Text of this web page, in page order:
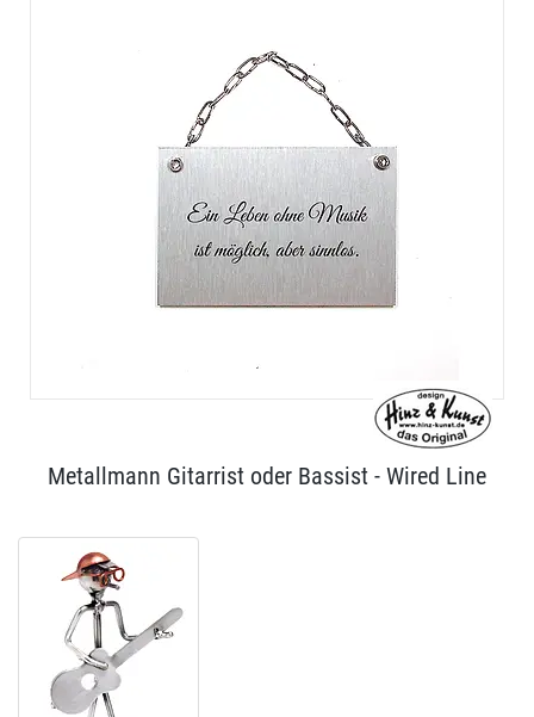
Metallmann Gitarrist oder Bassist - Wired Line